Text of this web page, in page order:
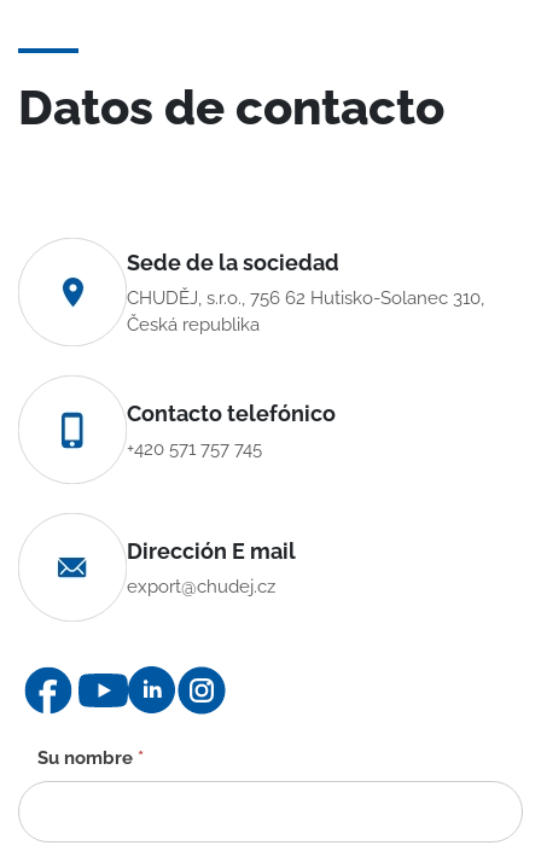
Datos de contacto
Sede de la sociedad
CHUDĚJ, s.r.o., 756 62 Hutisko-Solanec 310,
Česká republika
Contacto telefónico
+420 571 757 745
Dirección E mail
export@chudej.cz
Formulario
de
contacto
-
Su nombre *